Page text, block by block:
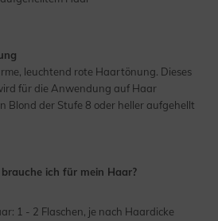
leuchtend rote Haartönung. Dieses
für die Anwendung auf Haar
Blond der Stufe 8 oder heller aufgehellt
ich für mein Haar?
1 - 2 Flaschen, je nach Haardicke